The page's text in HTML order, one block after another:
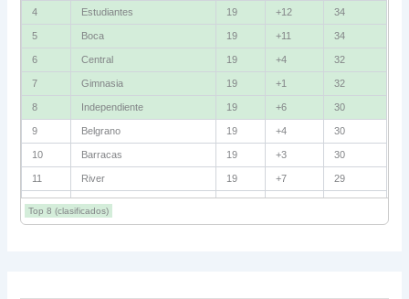
Grupo D
U. Católica
Cruzeiro 11
Boca Jrs.
Barcelona SC
Grupo E
Corinthians
4 Estudiantes 19 +12 34
5 Boca 19 +11 34
6 Central 19 +4 32
7 Gimnasia 19 +1 32
8 Independiente 19 +6 30
9 Belgrano 19 +4 30
10 Barracas 19 +3 30
11 River 19 +7 29
12 Talleres 19 +5 29
13 Lanús 19 +2 27
16 Unión 19 +3 25
Top 8 (clasificados)